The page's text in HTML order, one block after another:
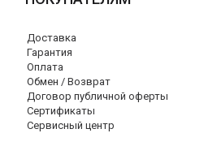
Доставка
Гарантия
Оплата
Обмен / Возврат
Договор публичной оферты
Сертификаты
Сервисный центр